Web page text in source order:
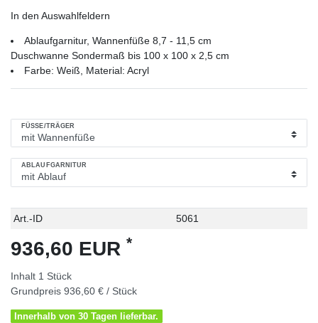
In den Auswahlfeldern
Ablaufgarnitur, Wannenfüße 8,7 - 11,5 cm
Duschwanne Sondermaß bis 100 x 100 x 2,5 cm
Farbe: Weiß, Material: Acryl
FÜSSE/TRÄGER
ABLAUFGARNITUR
Technisches
Wert
Art.-ID 5061
936,60 EUR *
Inhalt 1 Stück
Grundpreis 936,60 € / Stück
Innerhalb von 30 Tagen lieferbar.